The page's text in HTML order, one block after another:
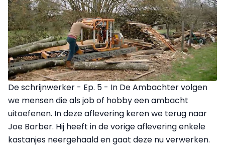
De schrijnwerker - Ep. 5 - In De Ambachter volgen
we mensen die als job of hobby een ambacht
uitoefenen. In deze aflevering keren we terug naar
Joe Barber. Hij heeft in de vorige aflevering enkele
kastanjes neergehaald en gaat deze nu verwerken.